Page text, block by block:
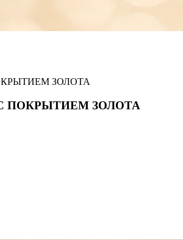
ЗОЛОТА
ПОКРЫТИЕМ ЗОЛОТА